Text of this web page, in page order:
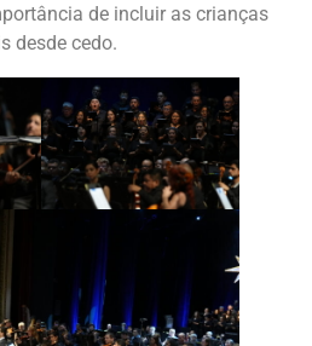
de incluir as crianças
desde cedo.